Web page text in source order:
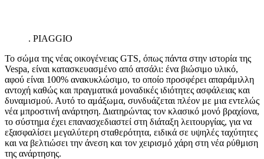
. PIAGGIO
Το σώμα της νέας οικογένειας GTS, όπως πάντα στην ιστορία της
Vespa, είναι κατασκευασμένο από ατσάλι: ένα βιώσιμο υλικό,
αφού είναι 100% ανακυκλώσιμο, το οποίο προσφέρει απαράμιλλη
αντοχή καθώς και πραγματικά μοναδικές ιδιότητες ασφάλειας και
δυναμισμού. Αυτό το αμάξωμα, συνδυάζεται πλέον με μια εντελώς
νέα μπροστινή ανάρτηση. Διατηρώντας τον κλασικό μονό βραχίονα,
το σύστημα έχει επανασχεδιαστεί στη διάταξη λειτουργίας, για να
εξασφαλίσει μεγαλύτερη σταθερότητα, ειδικά σε υψηλές ταχύτητες
και να βελτιώσει την άνεση και τον χειρισμό χάρη στη νέα ρύθμιση
της ανάρτησης.